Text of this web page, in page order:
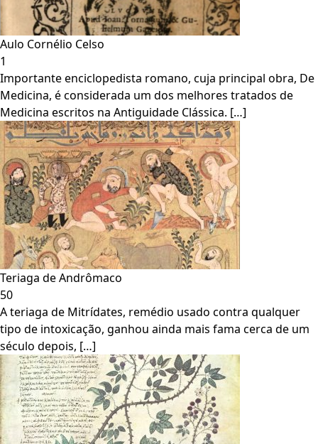
Aulo Cornélio Celso
1
Importante enciclopedista romano, cuja principal obra, De
Medicina, é considerada um dos melhores tratados de
Medicina escritos na Antiguidade Clássica. […]
Teriaga de Andrômaco
50
A teriaga de Mitrídates, remédio usado contra qualquer
tipo de intoxicação, ganhou ainda mais fama cerca de um
século depois, […]